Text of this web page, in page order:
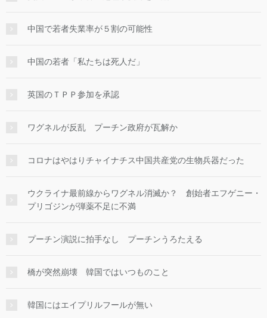
中国で若者失業率が５割の可能性
中国の若者「私たちは死人だ」
英国のＴＰＰ参加を承認
ワグネルが反乱 プーチン政府が瓦解か
コロナはやはりチャイナチス中国共産党の生物兵器だった
ウクライナ最前線からワグネル消滅か？ 創始者エフゲニー・
プリゴジンが弾薬不足に不満
プーチン演説に拍手なし プーチンうろたえる
橋が突然崩壊 韓国ではいつものこと
韓国にはエイプリルフールが無い